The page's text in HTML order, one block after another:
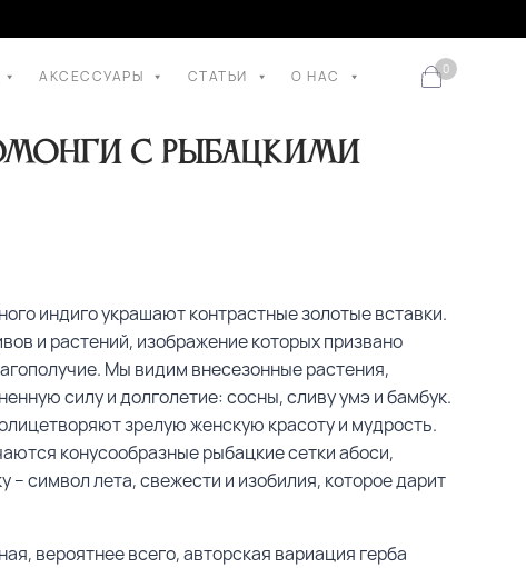
АКСЕССУАРЫ СТАТЬИ О НАС 0
с рыбацкими
индиго украшают контрастные золотые вставки.
и растений, изображение которых призвано
Мы видим внесезонные растения,
силу и долголетие: сосны, сливу умэ и бамбук.
зрелую женскую красоту и мудрость.
конусообразные рыбацкие сетки абоси,
– символ лета, свежести и изобилия, которое дарит
вероятнее всего, авторская вариация герба